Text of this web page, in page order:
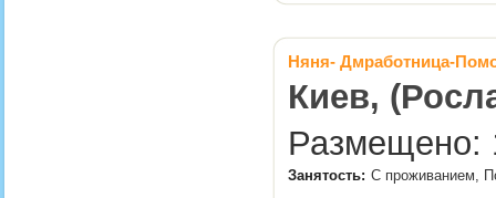
Няня- Дмработница-
Киев,
Размещено:
Занятость: С проживанием,